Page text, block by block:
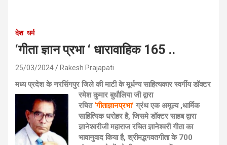
देश धर्म
‘गीता ज्ञान प्रभा ‘ धारावाहिक 165 ..
25/03/2024 Rakesh Prajapati
मध्य प्रदेश के नरसिंगपुर जिले की माटी के मूर्धन्य साहित्यकार स्वर्गीय डॉक्टर
रमेश कुमार बुधौलिया जी द्वारा
रचित‘गीताज्ञानप्रभा’ ग्रंथ एक अमूल्य ,धार्मिक
साहित्यिक धरोहर है, जिसमे डॉक्टर साहब द्वारा
ज्ञानेश्वरीजी महाराज रचित ज्ञानेश्वरी गीता का
भावानुवाद किया है, श्रीमद्भगवतगीता के 700